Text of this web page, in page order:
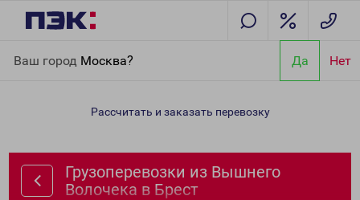
Ваш город Москва? Да Нет
в Брест
Рассчитать и заказать перевозку
Грузоперевозки из Вышнего
Волочека в Брест